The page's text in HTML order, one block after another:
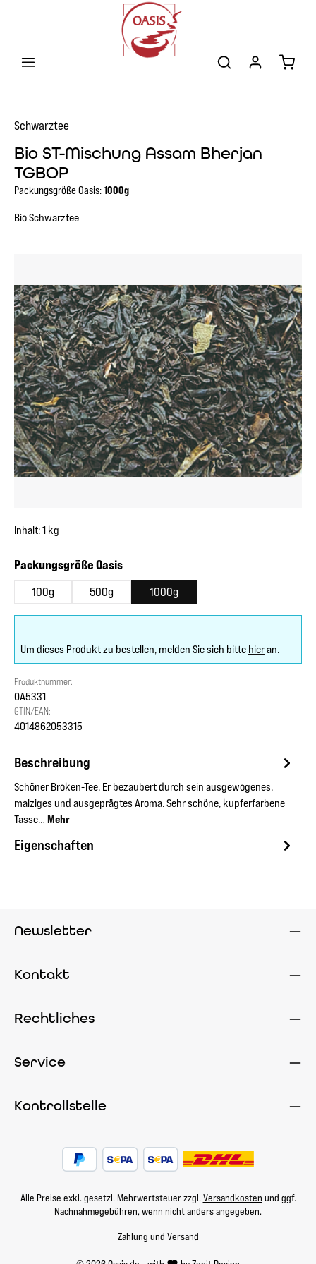
Schwarztee
Bio ST-Mischung Assam Bherjan
TGBOP
Packungsgröße Oasis:1000g
Bio Schwarztee
Inhalt:1 kg
Packungsgröße Oasisauswählen
100g 500g 1000g
Um dieses Produkt zu bestellen, melden Sie sich bitte hieran.
Produktnummer:
OA5331
GTIN/EAN:
4014862053315
Beschreibung
Schöner Broken-Tee. Er bezaubert durch sein ausgewogenes,
malziges und ausgeprägtes Aroma. Sehr schöne, kupferfarbene
Tasse… Mehr
Eigenschaften
Newsletter
Kontakt
Rechtliches
Service
Kontrollstelle
Alle Preise exkl. gesetzl. Mehrwertsteuer zzgl. Versandkosten und ggf.
Nachnahmegebühren, wenn nicht anders angegeben.
Zahlung und Versand